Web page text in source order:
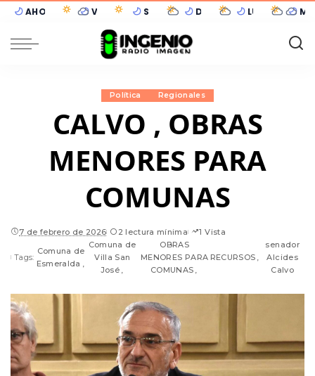
AHORA12°CSunchales
DespejadoVIE 07
14°C5°C DespejadoSÁB 08
15°C6°CDespejadoDOM 09
15°C3°CParcialmente nublado
LUN 10
13°C5°C Cubierto
Política Regionales
CALVO , OBRAS
MENORES PARA
COMUNAS
7 de febrero de 2026 2 lectura mínima 1 Vista
Tags:
Comuna de
Esmeralda
Comuna de
Villa San
José
OBRAS
MENORES PARA
COMUNAS
RECURSOS
senador
Alcides
Calvo